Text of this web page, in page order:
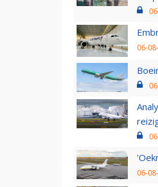
06-
06-